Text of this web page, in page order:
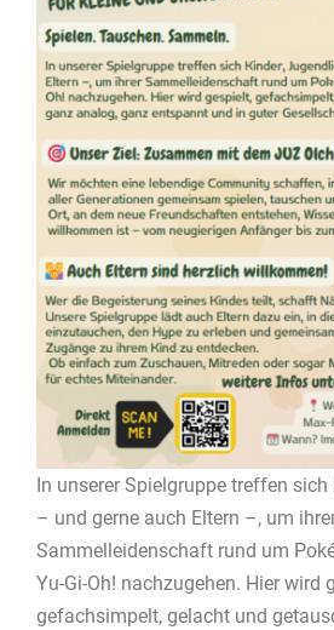
In unserer Spielgruppe treffen
– und gerne auch Eltern –, um
Sammelleidenschaft rund um
Yu-Gi-Oh! nachzugehen. Hier wird
gefachsimpelt, gelacht und